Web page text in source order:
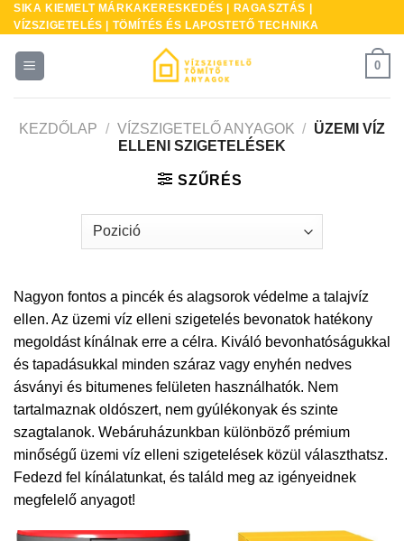
Skip
to
content
SIKA KIEMELT MÁRKAKERESKEDÉS | RAGASZTÁS |
VÍZSZIGETELÉS | TÖMÍTÉS ÉS LAPOSTETŐ TECHNIKA
0
KEZDŐLAP / VÍZSZIGETELŐ ANYAGOK / ÜZEMI VÍZ
ELLENI SZIGETELÉSEK
SZŰRÉS
Nagyon fontos a pincék és alagsorok védelme a talajvíz
ellen. Az üzemi víz elleni szigetelés bevonatok hatékony
megoldást kínálnak erre a célra. Kiváló bevonhatóságukkal
és tapadásukkal minden száraz vagy enyhén nedves
ásványi és bitumenes felületen használhatók. Nem
tartalmaznak oldószert, nem gyúlékonyak és szinte
szagtalanok. Webáruházunkban különböző prémium
minőségű üzemi víz elleni szigetelések közül választhatsz.
Fedezd fel kínálatunkat, és találd meg az igényeidnek
megfelelő anyagot!